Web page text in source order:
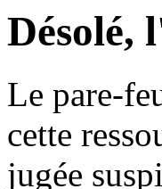
Désolé,
Le pare-
cette
jugée